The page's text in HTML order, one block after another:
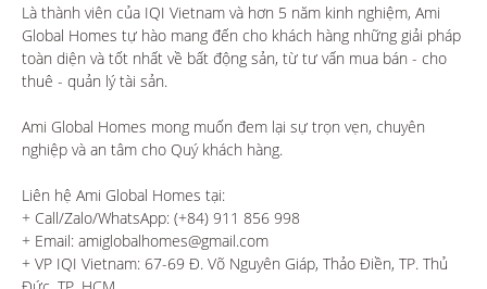
Là thành viên của IQI Vietnam và hơn 5 năm kinh nghiệm, Ami
Global Homes tự hào mang đến cho khách hàng những giải pháp
toàn diện và tốt nhất về bất động sản, từ tư vấn mua bán - cho
thuê - quản lý tài sản.
Ami Global Homes mong muốn đem lại sự trọn vẹn, chuyên
nghiệp và an tâm cho Quý khách hàng.
Liên hệ Ami Global Homes tại:
+ Call/Zalo/WhatsApp: (+84) 911 856 998
+ Email: amiglobalhomes@gmail.com
+ VP IQI Vietnam: 67-69 Đ. Võ Nguyên Giáp, Thảo Điền, TP. Thủ